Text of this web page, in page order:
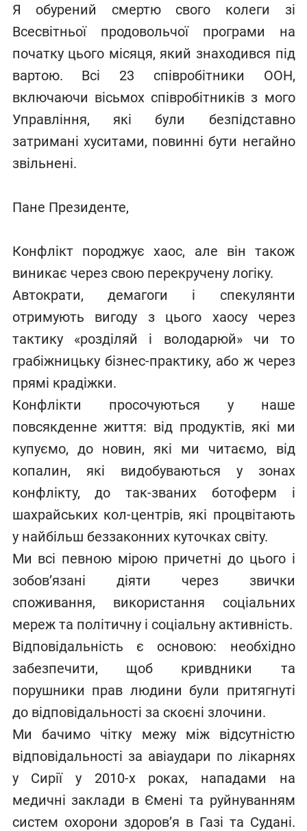
Я обурений смертю свого колеги зі
Всесвітньої продовольчої програми на
початку цього місяця, який знаходився під
вартою. Всі 23 співробітники ООН,
включаючи вісьмох співробітників з мого
Управління, які були безпідставно
затримані хуситами, повинні бути негайно
звільнені.
Пане Президенте,
Конфлікт породжує хаос, але він також
виникає через свою перекручену логіку.
Автократи, демагоги і спекулянти
отримують вигоду з цього хаосу через
тактику «розділяй і володарюй» чи то
грабіжницьку бізнес-практику, або ж через
прямі крадіжки.
Конфлікти просочуються у наше
повсякденне життя: від продуктів, які ми
купуємо, до новин, які ми читаємо, від
копалин, які видобуваються у зонах
конфлікту, до так-званих ботоферм і
шахрайських кол-центрів, які процвітають
у найбільш беззаконних куточках світу.
Ми всі певною мірою причетні до цього і
зобов’язані діяти через звички
споживання, використання соціальних
мереж та політичну і соціальну активність.
Відповідальність є основою: необхідно
забезпечити, щоб кривдники та
порушники прав людини були притягнуті
до відповідальності за скоєні злочини.
Ми бачимо чітку межу між відсутністю
відповідальності за авіаудари по лікарнях
у Сирії у 2010-х роках, нападами на
медичні заклади в Ємені та руйнуванням
систем охорони здоров’я в Газі та Судані.